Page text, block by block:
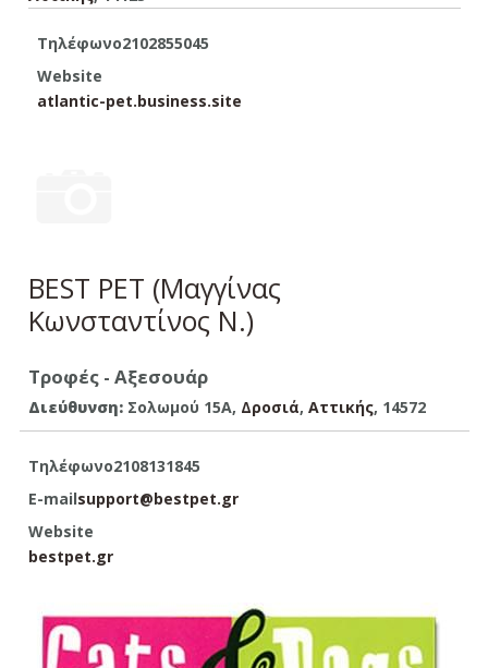
Τηλέφωνο2102855045
Website
atlantic-pet.business.site
BEST PET (Μαγγίνας
Κωνσταντίνος Ν.)
Τροφές - Αξεσουάρ
Διεύθυνση:Σολωμού 15Α, Δροσιά, Aττικής, 14572
Τηλέφωνο2108131845
E-mailsupport@bestpet.gr
Website
bestpet.gr